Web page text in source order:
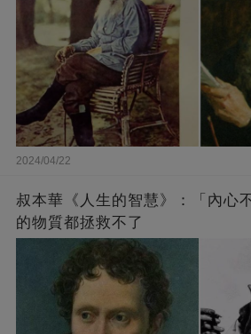
2024/04/22
叔本華《人生的智慧》：「內心
的物質都拯救不了